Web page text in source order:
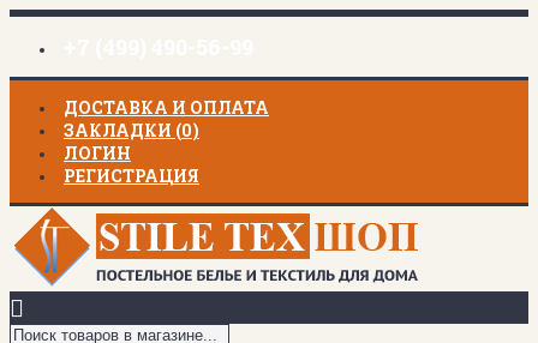
ДОСТАВКА И ОПЛАТА
ЗАКЛАДКИ (0)
ЛОГИН
РЕГИСТРАЦИЯ